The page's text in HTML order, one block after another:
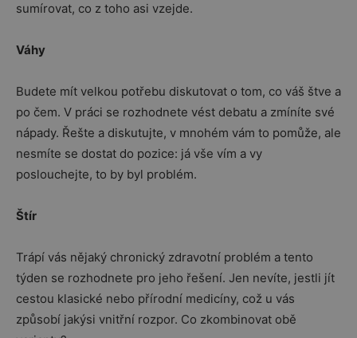
sumírovat, co z toho asi vzejde.
Váhy
Budete mít velkou potřebu diskutovat o tom, co váš štve a
po čem. V práci se rozhodnete vést debatu a zmíníte své
nápady. Řešte a diskutujte, v mnohém vám to pomůže, ale
nesmíte se dostat do pozice: já vše vím a vy
poslouchejte, to by byl problém.
Štír
Trápí vás nějaký chronický zdravotní problém a tento
týden se rozhodnete pro jeho řešení. Jen nevíte, jestli jít
cestou klasické nebo přírodní medicíny, což u vás
způsobí jakýsi vnitřní rozpor. Co zkombinovat obě